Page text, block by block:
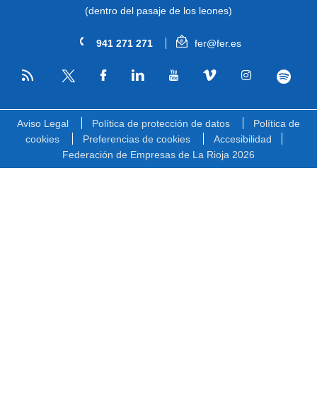
(dentro del pasaje de los leones)
941 271 271 fer@fer.es
RSS
Aviso Legal Política de protección de datos
Política de
cookies
Preferencias de cookies
Accesibilidad
Federación de Empresas de La Rioja 2026